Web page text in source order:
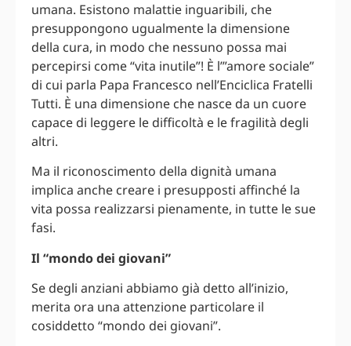
umana. Esistono malattie inguaribili, che
presuppongono ugualmente la dimensione
della cura, in modo che nessuno possa mai
percepirsi come “vita inutile”! È l’”amore sociale”
di cui parla Papa Francesco nell’Enciclica Fratelli
Tutti. È una dimensione che nasce da un cuore
capace di leggere le difficoltà e le fragilità degli
altri.
Ma il riconoscimento della dignità umana
implica anche creare i presupposti affinché la
vita possa realizzarsi pienamente, in tutte le sue
fasi.
Il “mondo dei giovani”
Se degli anziani abbiamo già detto all’inizio,
merita ora una attenzione particolare il
cosiddetto “mondo dei giovani”.